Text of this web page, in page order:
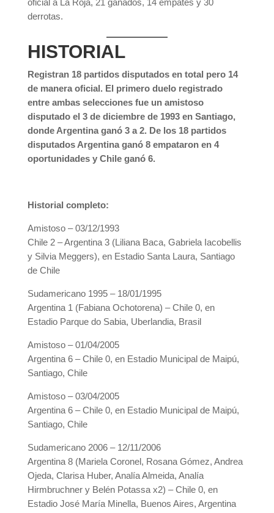
derrotas.
HISTORIAL
Registran 18 partidos disputados en total pero 14
de manera oficial. El primero duelo registrado
entre ambas selecciones fue un amistoso
disputado el 3 de diciembre de 1993 en Santiago,
donde Argentina ganó 3 a 2. De los 18 partidos
disputados Argentina ganó 8 empataron en 4
oportunidades y Chile ganó 6.
Historial completo:
Amistoso – 03/12/1993
Chile 2 – Argentina 3 (Liliana Baca, Gabriela Iacobellis
y Silvia Meggers), en Estadio Santa Laura, Santiago
de Chile
Sudamericano 1995 – 18/01/1995
Argentina 1 (Fabiana Ochotorena) – Chile 0, en
Estadio Parque do Sabia, Uberlandia, Brasil
Amistoso – 01/04/2005
Argentina 6 – Chile 0, en Estadio Municipal de Maipú,
Santiago, Chile
Amistoso – 03/04/2005
Argentina 6 – Chile 0, en Estadio Municipal de Maipú,
Santiago, Chile
Sudamericano 2006 – 12/11/2006
Argentina 8 (Mariela Coronel, Rosana Gómez, Andrea
Ojeda, Clarisa Huber, Analía Almeida, Analía
Hirmbruchner y Belén Potassa x2) – Chile 0, en
Estadio José María Minella, Buenos Aires, Argentina